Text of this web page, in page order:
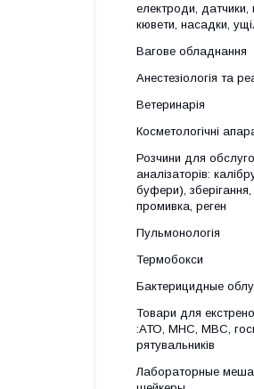
електроди, датчики,
кювети, насадки,
Вагове обладнання
Анестезіологія та
Ветеринарія
Косметологічні
Розчини для
аналізаторів:
буфери), зберігання,
промивка, реген
Пульмонологія
Термобокси
Бактерицидные
Товари для
:АТО, МНС, МВС,
рятувальників
Лабораторные